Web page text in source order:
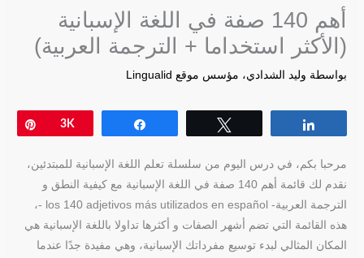
أهم 140 صفة في اللغة الإسبانية
(الأكثر استخداما + الترجمة العربية)
بواسطة وليد الشدادي، مؤسس موقع Lingualid
Pin3K
مرحبا بكم، في درس اليوم من سلسلة تعلم اللغة الإسبانية للمبتدئين،
نقدم لك قائمة أهم 140 صفة في اللغة الإسبانية مع كيفية النطق و
الترجمة العربية- los 140 adjetivos más utilizados en español -،
هذه القائمة التي تضم أشهر الصفات و أكثرها تداولا باللغة الإسبانية هي
المكان المثالي لبدء توسيع مفرداتك الإسبانية، وهي مفيدة جدًا عندما